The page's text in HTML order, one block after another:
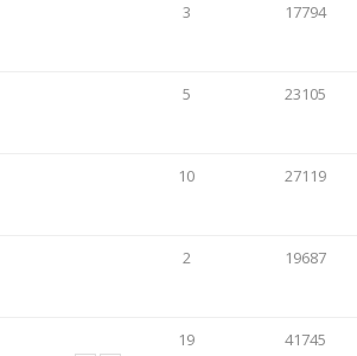
3 17794
5 23105
10 27119
2 19687
19 41745